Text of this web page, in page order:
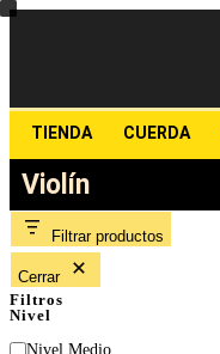
TIENDA CUERDA
Violín
Filtrar productos
Cerrar
Filtros
Nivel
Nivel Medio